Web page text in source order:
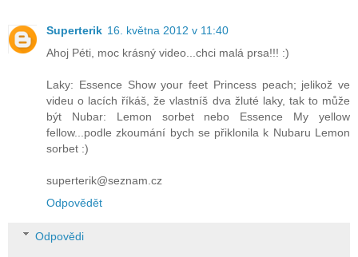
Superterik 16. května 2012 v 11:40
Ahoj Péti, moc krásný video...chci malá prsa!!! :)
Laky: Essence Show your feet Princess peach; jelikož ve
videu o lacích říkáš, že vlastníš dva žluté laky, tak to může
být Nubar: Lemon sorbet nebo Essence My yellow
fellow...podle zkoumání bych se přiklonila k Nubaru Lemon
sorbet :)
superterik@seznam.cz
Odpovědět
Odpovědi